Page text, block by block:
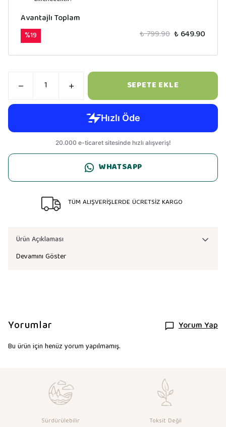
Avantajlı Toplam
%19 ₺ 799.90 ₺ 649.90
SEPETE EKLE
WHATSAPP
TÜM ALIŞVERİŞLERDE ÜCRETSİZ KARGO
Ürün Açıklaması
Devamını Göster
Yorumlar Yorum Yap
Bu ürün için henüz yorum yapılmamış.
Sürdürülebilir
Toksit Değil